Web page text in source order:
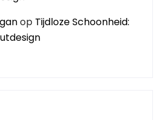
op Tijdloze Schoonheid: